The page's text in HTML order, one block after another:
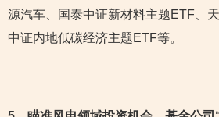
源汽车、国泰中证新材料主题ETF、
中证内地低碳经济主题ETF等。